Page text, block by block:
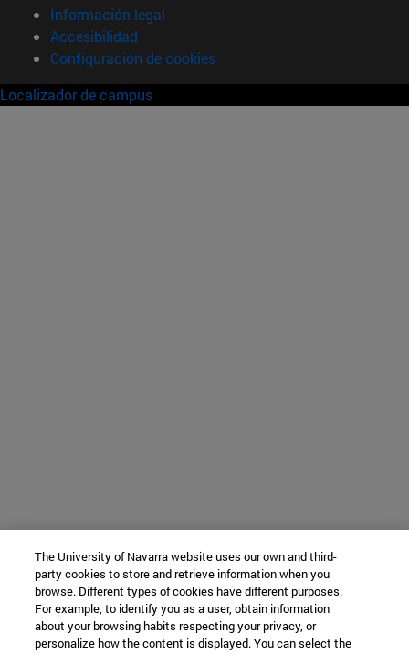
Información legal
Accesibilidad
Configuración de cookies
Localizador de campus
The University of Navarra website uses our own and third-
party cookies to store and retrieve information when you
browse. Different types of cookies have different purposes.
For example, to identify you as a user, obtain information
about your browsing habits respecting your privacy, or
personalize how the content is displayed. You can select the